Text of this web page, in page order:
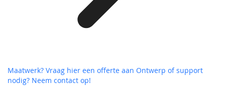
Maatwerk? Vraag hier een offerte aan Ontwerp of support
nodig? Neem contact op!